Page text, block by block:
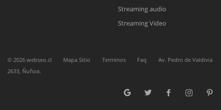
Streaming audio
Streaming Video
© 2026 webseo.cl Mapa Sitio Terminos Faq
Av. Pedro de Valdivia
2633, Ñuñoa.